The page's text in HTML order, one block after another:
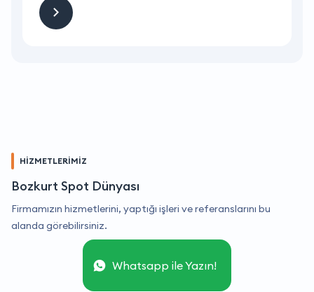
HİZMETLERİMİZ
Bozkurt Spot Dünyası
Firmamızın hizmetlerini, yaptığı işleri ve referanslarını bu
alanda görebilirsiniz.
Whatsapp ile Yazın!